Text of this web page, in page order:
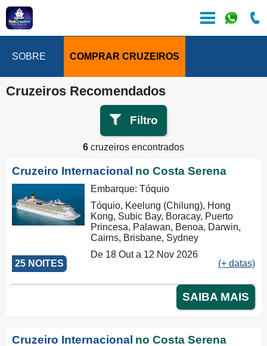
SOBRE COMPRAR CRUZEIROS
Cruzeiros Recomendados
Filtro
6 cruzeiros encontrados
Cruzeiro Internacional no Costa Serena
25 NOITES
Embarque: Tóquio
Tóquio, Keelung (Chilung), Hong
Kong, Subic Bay, Boracay, Puerto
Princesa, Palawan, Benoa, Darwin,
Cairns, Brisbane, Sydney
De 18 Out a 12 Nov 2026
(+ datas)
SAIBA MAIS
Cruzeiro Internacional no Costa Serena